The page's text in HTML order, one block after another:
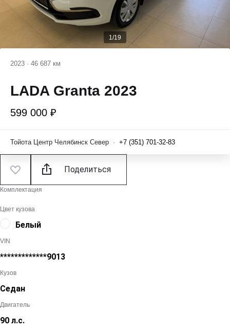
1/19
2023 · 46 687 км
LADA Granta 2023
599 000 ₽
Тойота Центр Челябинск Север · +7 (351) 701-32-83
Поделиться
Комплектация
Цвет кузова
Белый
VIN
*************9013
Кузов
Седан
Двигатель
90 л.с.